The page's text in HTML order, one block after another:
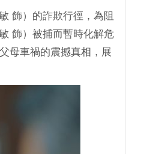
飾）的詐欺行徑，為阻
飾）被捕而暫時化解危
母車禍的震撼真相，展